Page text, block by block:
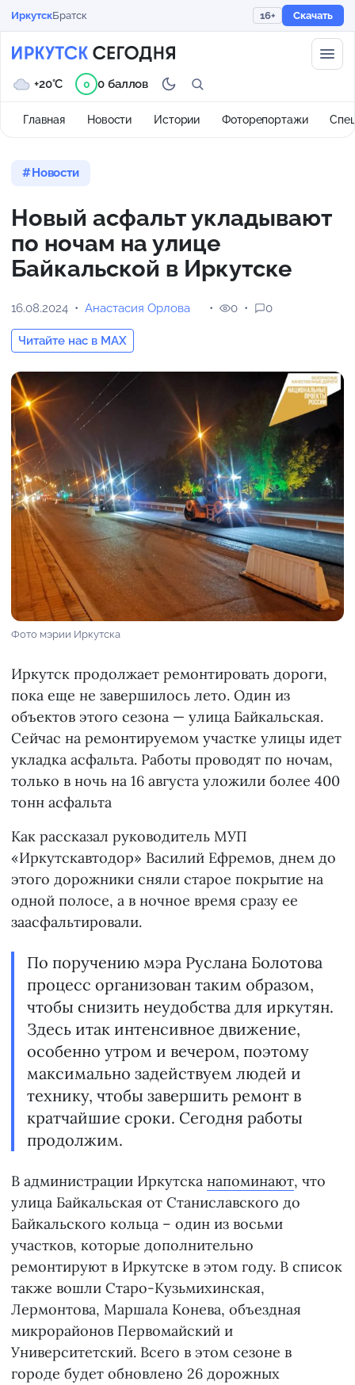
ИркутскБратск 16+ Скачать
Главная Новости Истории Фоторепортажи
+20°C 0 0 баллов
Новости
Новый асфальт укладывают
по ночам на улице
Байкальской в Иркутске
16.08.2024 Анастасия Орлова
Читайте нас в MAX
0 0
Фото мэрии Иркутска
Иркутск продолжает ремонтировать дороги,
пока еще не завершилось лето. Один из
объектов этого сезона — улица Байкальская.
Сейчас на ремонтируемом участке улицы идет
укладка асфальта. Работы проводят по ночам,
только в ночь на 16 августа уложили более 400
тонн асфальта
Как рассказал руководитель МУП
«Иркутскавтодор» Василий Ефремов, днем до
этого дорожники сняли старое покрытие на
одной полосе, а в ночное время сразу ее
заасфальтировали.
По поручению мэра Руслана Болотова
процесс организован таким образом,
чтобы снизить неудобства для иркутян.
Здесь итак интенсивное движение,
особенно утром и вечером, поэтому
максимально задействуем людей и
технику, чтобы завершить ремонт в
кратчайшие сроки. Сегодня работы
продолжим.
В администрации Иркутска напоминают, что
улица Байкальская от Станиславского до
Байкальского кольца – один из восьми
участков, которые дополнительно
ремонтируют в Иркутске в этом году. В список
также вошли Старо-Кузьмихинская,
Лермонтова, Маршала Конева, объездная
микрорайонов Первомайский и
Университетский. Всего в этом сезоне в
городе будет обновлено 26 дорожных